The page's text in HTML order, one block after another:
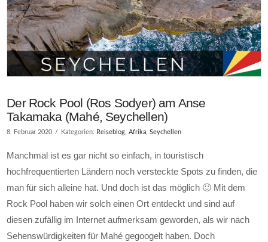
Der Rock Pool (Ros Sodyer) am Anse
Takamaka (Mahé, Seychellen)
8. Februar 2020 Kategorien: Reiseblog,Afrika,Seychellen
Manchmal ist es gar nicht so einfach, in touristisch
hochfrequentierten Ländern noch versteckte Spots zu finden, die
man für sich alleine hat. Und doch ist das möglich 🙂 Mit dem
Rock Pool haben wir solch einen Ort entdeckt und sind auf
diesen zufällig im Internet aufmerksam geworden, als wir nach
Sehenswürdigkeiten für Mahé gegoogelt haben. Doch